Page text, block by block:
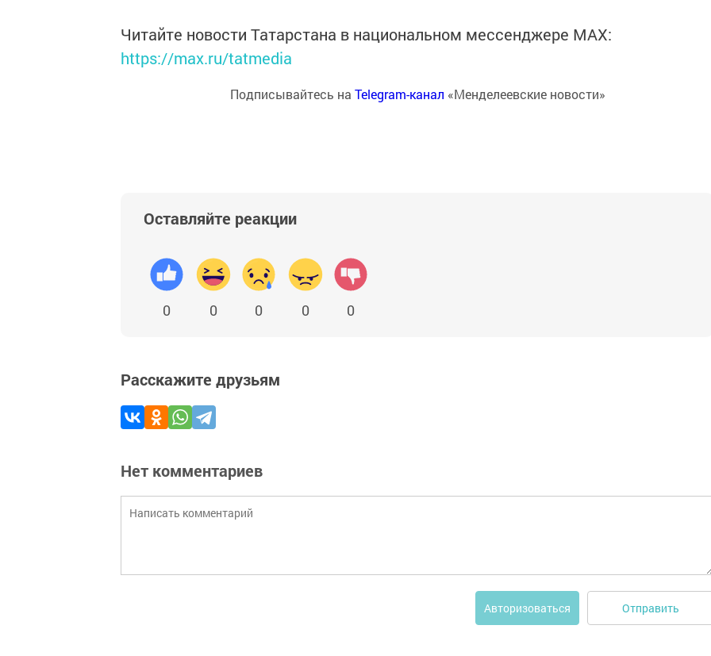
Читайте новости Татарстана в национальном мессенджере MАХ:
https://max.ru/tatmedia
Подписывайтесь на Telegram-канал «Менделеевские новости»
Оставляйте реакции
0 0 0 0 0
Расскажите друзьям
Нет комментариев
Авторизоваться Отправить